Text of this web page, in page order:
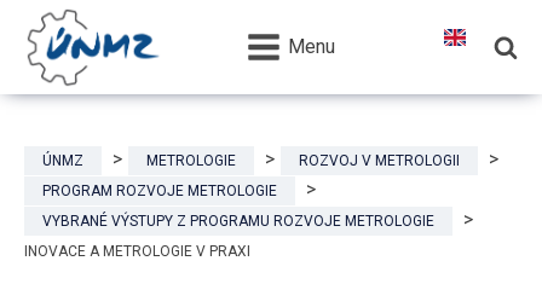
Menu
ÚNMZ METROLOGIE
ROZVOJ V METROLOGII
PROGRAM ROZVOJE METROLOGIE
VYBRANÉ VÝSTUPY Z PROGRAMU ROZVOJE METROLOGIE
INOVACE A METROLOGIE V PRAXI